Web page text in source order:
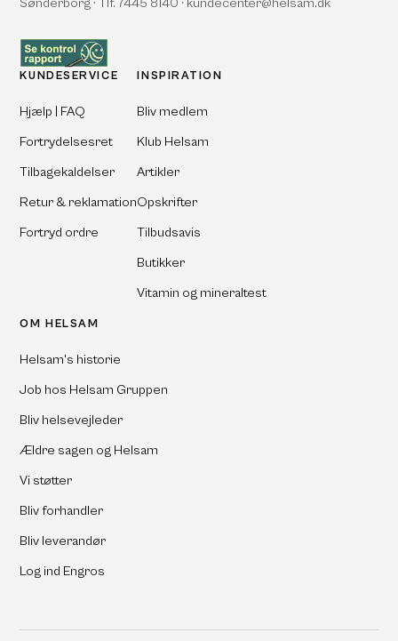
Sønderborg · Tlf. 7445 8140 · kundecenter@helsam.dk
KUNDESERVICE
Hjælp | FAQ
Fortrydelsesret
Tilbagekaldelser
Retur & reklamation
Fortryd ordre
INSPIRATION
Bliv medlem
Klub Helsam
Artikler
Opskrifter
Tilbudsavis
Butikker
Vitamin og mineraltest
OM HELSAM
Helsam's historie
Job hos Helsam Gruppen
Bliv helsevejleder
Ældre sagen og Helsam
Vi støtter
Bliv forhandler
Bliv leverandør
Log ind Engros